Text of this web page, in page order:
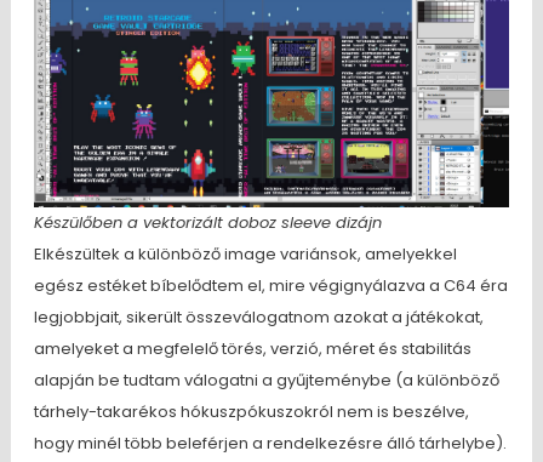
Készülőben a vektorizált doboz sleeve dizájn
Elkészültek a különböző image variánsok, amelyekkel
egész estéket bíbelődtem el, mire végignyálazva a C64 éra
legjobbjait, sikerült összeválogatnom azokat a játékokat,
amelyeket a megfelelő törés, verzió, méret és stabilitás
alapján be tudtam válogatni a gyűjteménybe (a különböző
tárhely-takarékos hókuszpókuszokról nem is beszélve,
hogy minél több beleférjen a rendelkezésre álló tárhelybe).